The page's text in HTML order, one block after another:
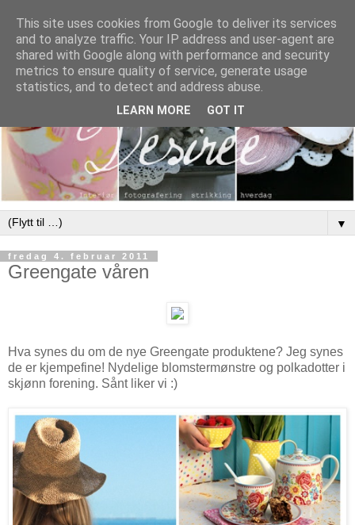
▼
fredag 4. februar 2011
Greengate våren
Hva synes du om de nye Greengate produktene? Jeg synes
de er kjempefine! Nydelige blomstermønstre og polkadotter i
skjønn forening. Sånt liker vi :)
This site uses cookies from Google to deliver its services
and to analyze traffic. Your IP address and user-agent are
shared with Google along with performance and security
metrics to ensure quality of service, generate usage
statistics, and to detect and address abuse.
LEARN MORE GOT IT